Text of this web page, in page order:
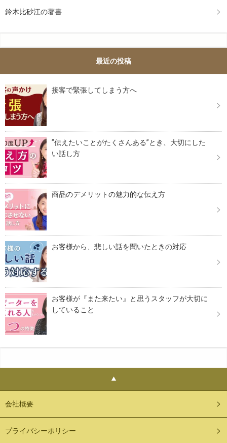
鈴木比砂江の著書
最近の投稿
接客で緊張してしまう方へ
”伝えたいことがたくさんある”とき、大切にした
い話し方
商品のデメリットの魅力的な伝え方
お客様から、悲しい話を聞いたときの対応
お客様が『また来たい』と思うスタッフが大切に
していること
会社概要
プライバシーポリシー